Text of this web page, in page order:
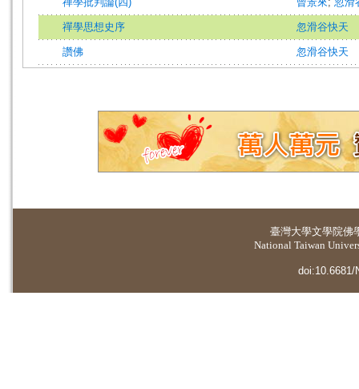
禪學思想史序 忽滑谷快天
讚佛 忽滑谷快天
臺灣大學文學院佛
National Taiwan
doi:10.6681/